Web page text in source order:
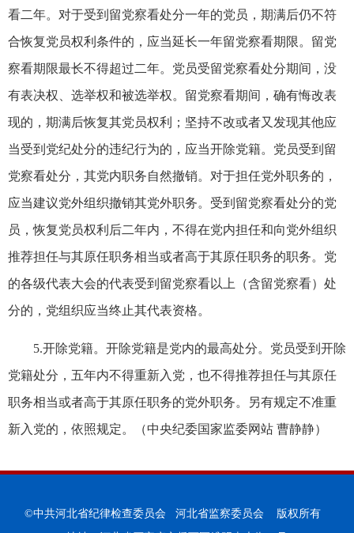
看二年。对于受到留党察看处分一年的党员，期满后仍不符
合恢复党员权利条件的，应当延长一年留党察看期限。留党
察看期限最长不得超过二年。党员受留党察看处分期间，没
有表决权、选举权和被选举权。留党察看期间，确有悔改表
现的，期满后恢复其党员权利；坚持不改或者又发现其他应
当受到党纪处分的违纪行为的，应当开除党籍。党员受到留
党察看处分，其党内职务自然撤销。对于担任党外职务的，
应当建议党外组织撤销其党外职务。受到留党察看处分的党
员，恢复党员权利后二年内，不得在党内担任和向党外组织
推荐担任与其原任职务相当或者高于其原任职务的职务。党
的各级代表大会的代表受到留党察看以上（含留党察看）处
分的，党组织应当终止其代表资格。
5.开除党籍。开除党籍是党内的最高处分。党员受到开除
党籍处分，五年内不得重新入党，也不得推荐担任与其原任
职务相当或者高于其原任职务的党外职务。另有规定不准重
新入党的，依照规定。（中央纪委国家监委网站 曹静静）
©中共河北省纪律检查委员会 河北省监察委员会 版权所有